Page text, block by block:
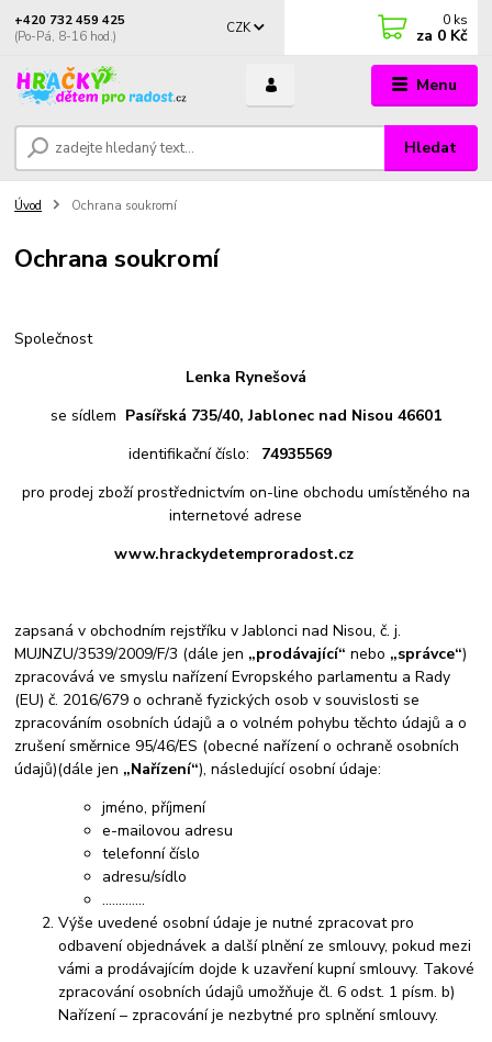
Menu
CZK
Hledat
+420 732 459 425
(Po-Pá, 8-16 hod.)
0 ks
za 0 Kč
Úvod Ochrana soukromí
Ochrana soukromí
Společnost
Lenka Rynešová
se sídlem Pasířská 735/40, Jablonec nad Nisou 46601
identifikační číslo: 74935569
pro prodej zboží prostřednictvím on-line obchodu umístěného na
internetové adrese
www.hrackydetemproradost.cz
zapsaná v obchodním rejstříku v Jablonci nad Nisou, č. j.
MUJNZU/3539/2009/F/3 (dále jen „prodávající“ nebo „správce“)
zpracovává ve smyslu nařízení Evropského parlamentu a Rady
(EU) č. 2016/679 o ochraně fyzických osob v souvislosti se
zpracováním osobních údajů a o volném pohybu těchto údajů a o
zrušení směrnice 95/46/ES (obecné nařízení o ochraně osobních
údajů)(dále jen „Nařízení“), následující osobní údaje:
jméno, příjmení
e-mailovou adresu
telefonní číslo
adresu/sídlo
………....
Výše uvedené osobní údaje je nutné zpracovat pro
odbavení objednávek a další plnění ze smlouvy, pokud mezi
vámi a prodávajícím dojde k uzavření kupní smlouvy. Takové
zpracování osobních údajů umožňuje čl. 6 odst. 1 písm. b)
Nařízení – zpracování je nezbytné pro splnění smlouvy.